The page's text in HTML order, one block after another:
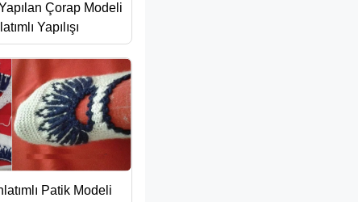
Çorap Modeli
Yapılışı
Patik Modeli